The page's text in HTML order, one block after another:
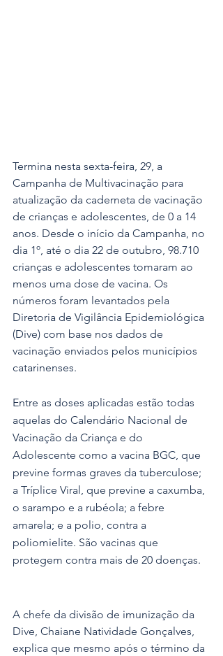
Termina nesta sexta-feira, 29, a
Campanha de Multivacinação para
atualização da caderneta de vacinação
de crianças e adolescentes, de 0 a 14
anos. Desde o início da Campanha, no
dia 1º, até o dia 22 de outubro, 98.710
crianças e adolescentes tomaram ao
menos uma dose de vacina. Os
números foram levantados pela
Diretoria de Vigilância Epidemiológica
(Dive) com base nos dados de
vacinação enviados pelos municípios
catarinenses.
Entre as doses aplicadas estão todas
aquelas do Calendário Nacional de
Vacinação da Criança e do
Adolescente como a vacina BGC, que
previne formas graves da tuberculose;
a Tríplice Viral, que previne a caxumba,
o sarampo e a rubéola; a febre
amarela; e a polio, contra a
poliomielite. São vacinas que
protegem contra mais de 20 doenças.
A chefe da divisão de imunização da
Dive, Chaiane Natividade Gonçalves,
explica que mesmo após o término da